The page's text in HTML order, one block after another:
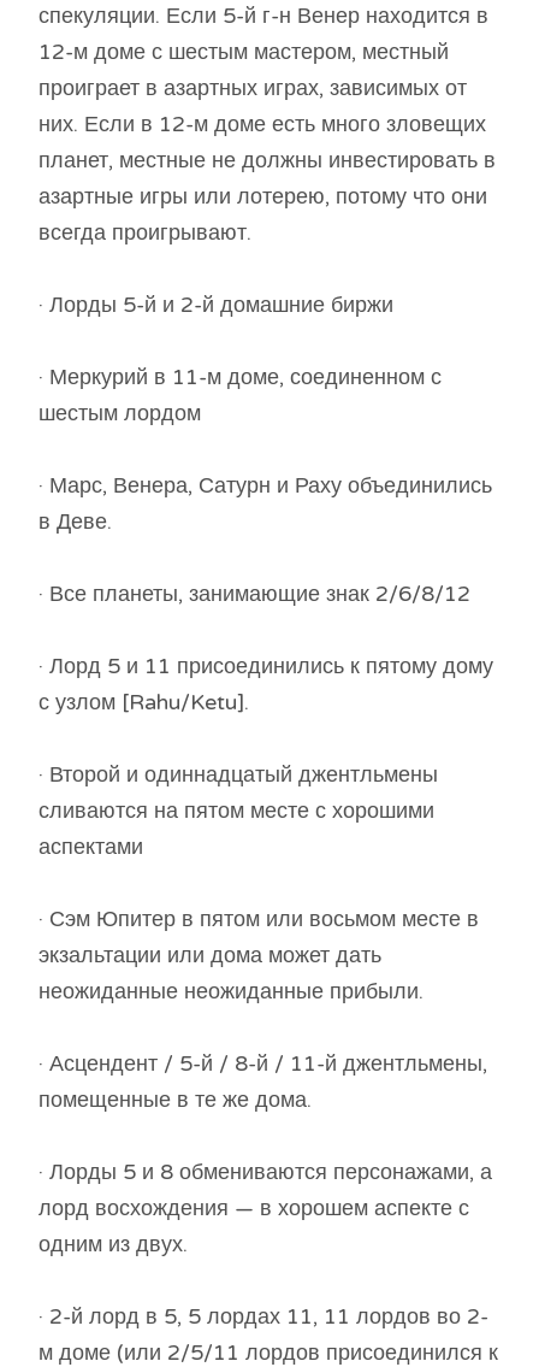
спекуляции. Если 5-й г-н Венер находится в
12-м доме с шестым мастером, местный
проиграет в азартных играх, зависимых от
них. Если в 12-м доме есть много зловещих
планет, местные не должны инвестировать в
азартные игры или лотерею, потому что они
всегда проигрывают.
· Лорды 5-й и 2-й домашние биржи
· Меркурий в 11-м доме, соединенном с
шестым лордом
· Марс, Венера, Сатурн и Раху объединились
в Деве.
· Все планеты, занимающие знак 2/6/8/12
· Лорд 5 и 11 присоединились к пятому дому
с узлом [Rahu/Ketu].
· Второй и одиннадцатый джентльмены
сливаются на пятом месте с хорошими
аспектами
· Сэм Юпитер в пятом или восьмом месте в
экзальтации или дома может дать
неожиданные неожиданные прибыли.
· Асцендент / 5-й / 8-й / 11-й джентльмены,
помещенные в те же дома.
· Лорды 5 и 8 обмениваются персонажами, а
лорд восхождения — в хорошем аспекте с
одним из двух.
· 2-й лорд в 5, 5 лордах 11, 11 лордов во 2-
м доме (или 2/5/11 лордов присоединился к